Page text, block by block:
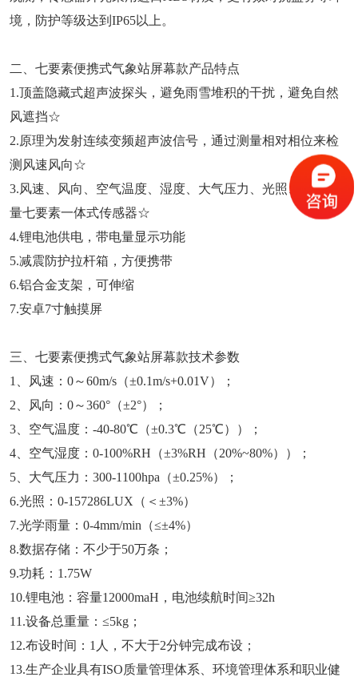
境，防护等级达到IP65以上。
二、七要素便携式气象站屏幕款产品特点
1.顶盖隐藏式超声波探头，避免雨雪堆积的干扰，避免自然
风遮挡☆
2.原理为发射连续变频超声波信号，通过测量相对相位来检
测风速风向☆
3.风速、风向、空气温度、湿度、大气压力、光照、光学雨
量七要素一体式传感器☆
4.锂电池供电，带电量显示功能
5.减震防护拉杆箱，方便携带
6.铝合金支架，可伸缩
7.安卓7寸触摸屏
三、七要素便携式气象站屏幕款技术参数
1、风速：0～60m/s（±0.1m/s+0.01V）；
2、风向：0～360°（±2°）；
3、空气温度：-40-80℃（±0.3℃（25℃））；
4、空气湿度：0-100%RH（±3%RH（20%~80%））；
5、大气压力：300-1100hpa（±0.25%）；
6.光照：0-157286LUX（＜±3%）
7.光学雨量：0-4mm/min（≤±4%）
8.数据存储：不少于50万条；
9.功耗：1.75W
10.锂电池：容量12000maH，电池续航时间≥32h
11.设备总重量：≤5kg；
12.布设时间：1人，不大于2分钟完成布设；
13.生产企业具有ISO质量管理体系、环境管理体系和职业健